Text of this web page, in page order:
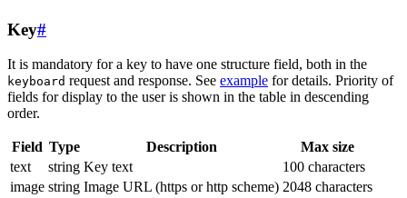
Key#
It is mandatory for a key to have one structure field, both in the
keyboard request and response. See example for details. Priority of
fields for display to the user is shown in the table in descending
order.
Field Type Description
Max size
text
string Key text
100 characters
image string Image URL (https or http scheme) 2048 characters